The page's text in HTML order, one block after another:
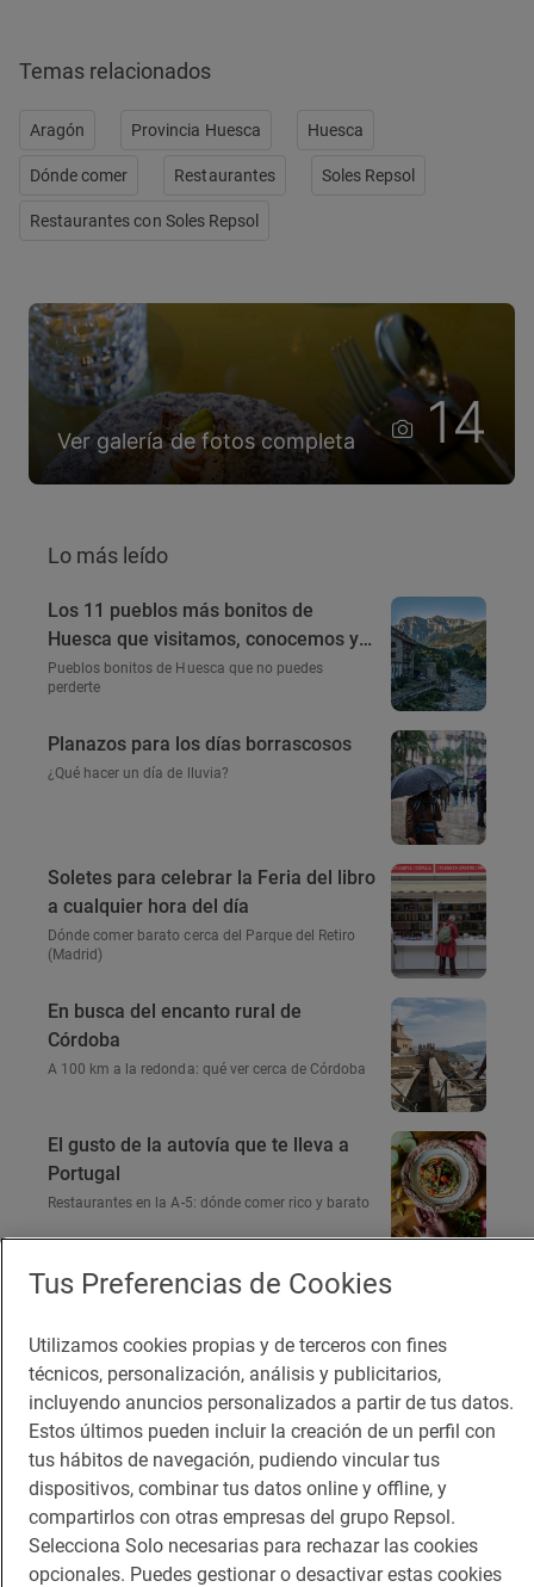
Temas relacionados
Aragón Provincia Huesca Huesca
Dónde comer Restaurantes Soles Repsol
Restaurantes con Soles Repsol
Ver galería de fotos completa 14
Lo más leído
Los 11 pueblos más bonitos de
Huesca que visitamos, conocemos y
amamos
Pueblos bonitos de Huesca que no puedes
perderte
Planazos para los días borrascosos
¿Qué hacer un día de lluvia?
Soletes para celebrar la Feria del libro
a cualquier hora del día
Dónde comer barato cerca del Parque del Retiro
(Madrid)
En busca del encanto rural de
Córdoba
A 100 km a la redonda: qué ver cerca de Córdoba
El gusto de la autovía que te lleva a
Portugal
Restaurantes en la A-5: dónde comer rico y barato
Te puede interesar
Tus Preferencias de Cookies
Utilizamos cookies propias y de terceros con fines
técnicos, personalización, análisis y publicitarios,
incluyendo anuncios personalizados a partir de tus datos.
Estos últimos pueden incluir la creación de un perfil con
tus hábitos de navegación, pudiendo vincular tus
dispositivos, combinar tus datos online y offline, y
compartirlos con otras empresas del grupo Repsol.
Selecciona Solo necesarias para rechazar las cookies
opcionales. Puedes gestionar o desactivar estas cookies